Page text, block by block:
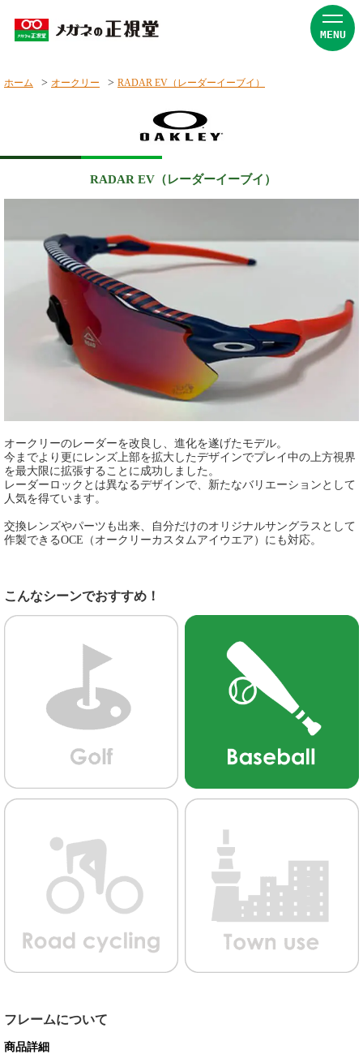
ホーム オークリー RADAR EV（レーダーイーブイ）
RADAR EV（レーダーイーブイ）
オークリーのレーダーを改良し、進化を遂げたモデル。
今までより更にレンズ上部を拡大したデザインでプレイ中の上方視界
を最大限に拡張することに成功しました。
レーダーロックとは異なるデザインで、新たなバリエーションとして
人気を得ています。
交換レンズやパーツも出来、自分だけのオリジナルサングラスとして
作製できるOCE（オークリーカスタムアイウエア）にも対応。
こんなシーンでおすすめ！
フレームについて
商品詳細